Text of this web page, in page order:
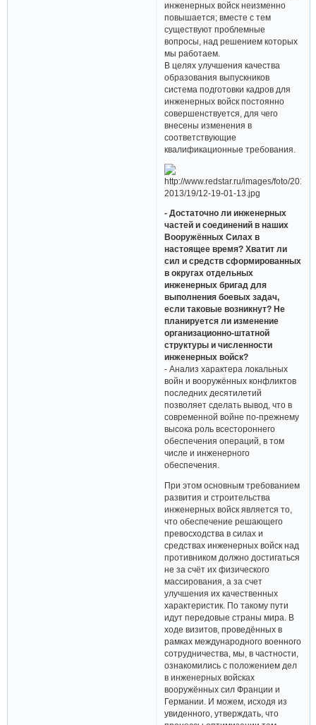
инженерных войск неизменно
повышается; вместе с тем
существуют проблемные
вопросы, над решением которых
мы работаем.
В целях улучшения качества
образования выпускников
система подготовки кадров для
инженерных войск постоянно
совершенствуется, для чего
внесены изменения в
соответствующие
квалификационные требования.
- Достаточно ли инженерных
частей и соединений в наших
Вооружённых Силах в
настоящее время? Хватит ли
сил и средств сформированных
в округах отдельных
инженерных бригад для
выполнения боевых задач,
если таковые возникнут? Не
планируется ли изменение
организационно-штатной
структуры и численности
инженерных войск?
- Анализ характера локальных
войн и вооружённых конфликтов
последних десятилетий
позволяет сделать вывод, что в
современной войне по-прежнему
высока роль всестороннего
обеспечения операций, в том
числе и инженерного
обеспечения.
При этом основным требованием
развития и строительства
инженерных войск является то,
что обеспечение решающего
превосходства в силах и
средствах инженерных войск над
противником должно достигаться
не за счёт их физического
массирования, а за счет
улучшения их качественных
характеристик. По такому пути
идут передовые страны мира. В
ходе визитов, проведённых в
рамках международного военного
сотрудничества, мы, в частности,
ознакомились с положением дел
в инженерных войсках
вооружённых сил Франции и
Германии. И можем, исходя из
увиденного, утверждать, что